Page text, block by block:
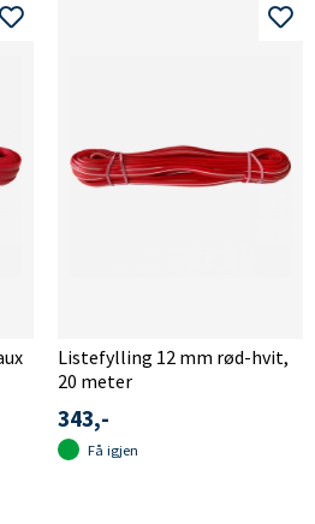
Listefylling 12 mm rød-hvit,
20 meter
343,-
Få igjen